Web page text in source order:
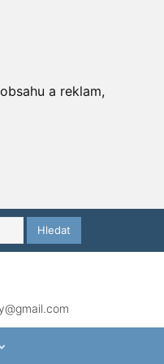
a reklam,
Hledat